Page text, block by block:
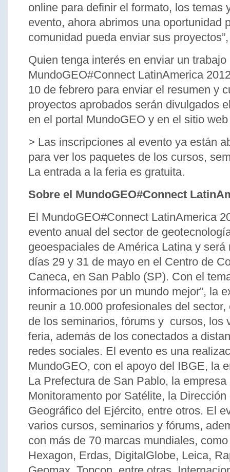
online para definir el formato, los temas
evento, ahora abrimos una oportunidad
comunidad pueda enviar sus
Quien tenga interés en enviar un trabajo
MundoGEO#Connect LatinAmerica
10 de febrero para enviar el resumen y
proyectos aprobados serán divulgados
en el portal MundoGEO y en el sitio
> Las inscripciones al evento ya están
para ver los paquetes de los cursos,
La entrada a la feria es gratuita.
Sobre el MundoGEO#Connect
El MundoGEO#Connect LatinAmerica
evento anual del sector de
geoespaciales de América Latina y será
días 29 y 31 de mayo en el Centro de
Caneca, en San Pablo (SP). Con el
informaciones por un mundo mejor”, la
reunir a 10.000 profesionales del
de los seminarios, fórums y cursos, los
feria, además de los conectados a
redes sociales. El evento es una
MundoGEO, con el apoyo del IBGE, la
La Prefectura de San Pablo, la empresa
Monitoramento por Satélite, la
Geográfico del Ejército, entre otros. El
varios cursos, seminarios y fórums,
con más de 70 marcas mundiales,
Hexagon, Erdas, DigitalGlobe, Leica,